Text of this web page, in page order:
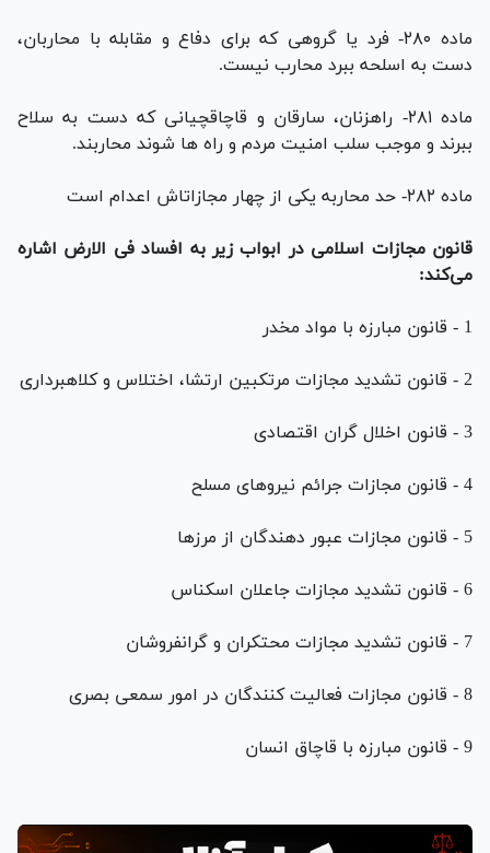
ماده ۲۸۰- فرد یا گروهی که برای دفاع و مقابله با محاربان،
دست به اسلحه ببرد محارب نیست.
ماده ۲۸۱- راهزنان، سارقان و قاچاقچیانی که دست به سلاح
ببرند و موجب سلب امنیت مردم و راه ها شوند محاربند.
ماده ۲۸۲- حد محاربه یکی از چهار مجازاتاش اعدام است
قانون مجازات اسلامی در ابواب زیر به افساد فی الارض اشاره
می‌کند:
1 - قانون مبارزه با مواد مخدر
2 - قانون تشدید مجازات مرتکبین ارتشا، اختلاس و کلاهبرداری
3 - قانون اخلال گران اقتصادی
4 - قانون مجازات جرائم نیروهای مسلح
5 - قانون مجازات عبور دهندگان از مرزها
6 - قانون تشدید مجازات جاعلان اسکناس
7 - قانون تشدید مجازات محتکران و گرانفروشان
8 - قانون مجازات فعالیت کنندگان در امور سمعی بصری
9 - قانون مبارزه با قاچاق انسان